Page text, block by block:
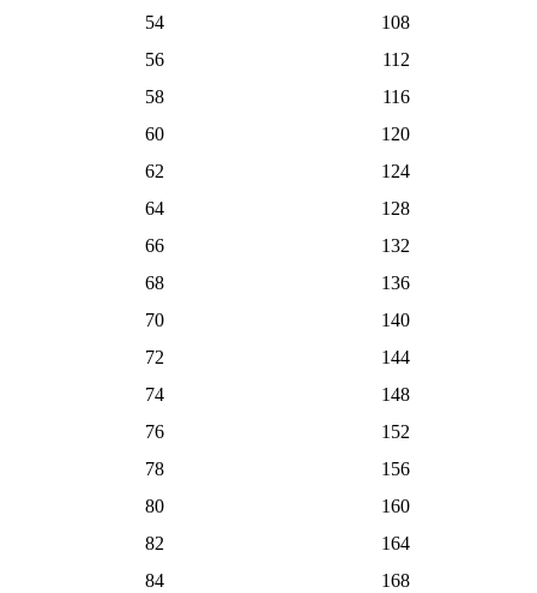
54
108
56
112
58
116
60
120
62
124
64
128
66
132
68
136
70
140
72
144
74
148
76
152
78
156
80
160
82
164
84
168